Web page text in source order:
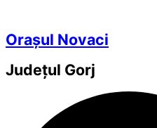
Orașul Novaci
Județul Gorj